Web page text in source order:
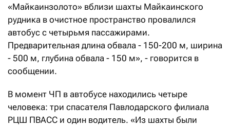
«Майкаинзолото» вблизи шахты Майкаинского
рудника в очистное пространство провалился
автобус с четырьмя пассажирами.
Предварительная длина обвала - 150-200 м, ширина
- 500 м, глубина обвала - 150 м», - говорится в
сообщении.
В момент ЧП в автобусе находились четыре
человека: три спасателя Павлодарского филиала
РЦШ ПВАСС и один водитель. «Из шахты были